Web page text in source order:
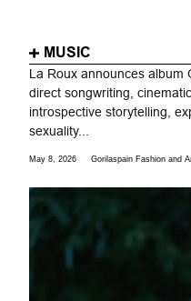
MUSIC
La Roux announces album
direct songwriting,
introspective storytelling,
sexuality...
May 8, 2026 Gorilaspain Fashion and